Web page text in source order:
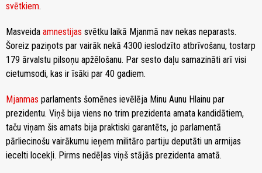
svētkiem.
Masveida amnestijas svētku laikā Mjanmā nav nekas neparasts.
Šoreiz paziņots par vairāk nekā 4300 ieslodzīto atbrīvošanu, tostarp
179 ārvalstu pilsoņu apžēlošanu. Par sesto daļu samazināti arī visi
cietumsodi, kas ir īsāki par 40 gadiem.
Mjanmas parlaments šomēnes ievēlēja Minu Aunu Hlainu par
prezidentu. Viņš bija viens no trim prezidenta amata kandidātiem,
taču viņam šis amats bija praktiski garantēts, jo parlamentā
pārliecinošu vairākumu ieņem militāro partiju deputāti un armijas
iecelti locekļi. Pirms nedēļas viņš stājās prezidenta amatā.